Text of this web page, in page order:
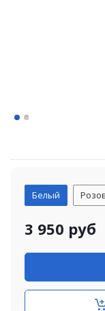
Белый
3 950 руб